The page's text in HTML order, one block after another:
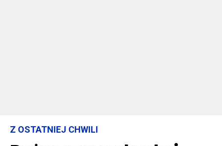
Z OSTATNIEJ CHWILI